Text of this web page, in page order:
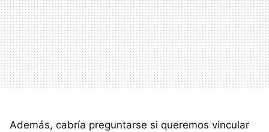
Además, cabría preguntarse si queremos vincular